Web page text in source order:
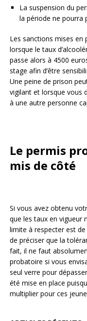
La suspension du
la période ne pourra
Les sanctions mises en
lorsque le taux
passe alors à 4500
stage afin d’être
Une peine de prison
vigilant et lorsque vous
à une autre personne
Le permis
mis de côté
Si vous avez obtenu
que les taux en vigueur
limite à respecter est
de préciser que la
fait, il ne faut
probatoire si vous
seul verre pour
été mise en place
multiplier pour ces